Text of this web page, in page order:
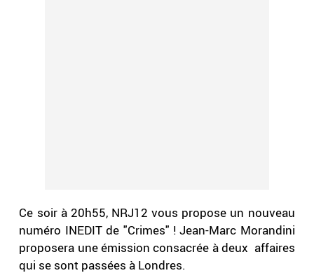
Ce soir à 20h55, NRJ12 vous propose un nouveau
numéro INEDIT de "Crimes" ! Jean-Marc Morandini
proposera une émission consacrée à deux affaires
qui se sont passées à Londres.